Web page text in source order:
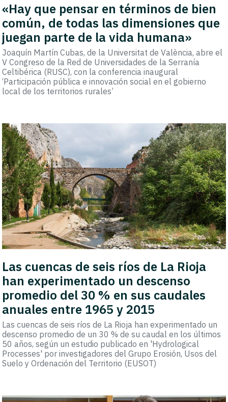
«Hay que pensar en términos de bien
común, de todas las dimensiones que
juegan parte de la vida humana»
Joaquín Martín Cubas, de la Universitat de València, abre el
V Congreso de la Red de Universidades de la Serranía
Celtibérica (RUSC), con la conferencia inaugural
‘Participación pública e innovación social en el gobierno
local de los territorios rurales’
Las cuencas de seis ríos de La Rioja
han experimentado un descenso
promedio del 30 % en sus caudales
anuales entre 1965 y 2015
Las cuencas de seis ríos de La Rioja han experimentado un
descenso promedio de un 30 % de su caudal en los últimos
50 años, según un estudio publicado en 'Hydrological
Processes' por investigadores del Grupo Erosión, Usos del
Suelo y Ordenación del Territorio (EUSOT)